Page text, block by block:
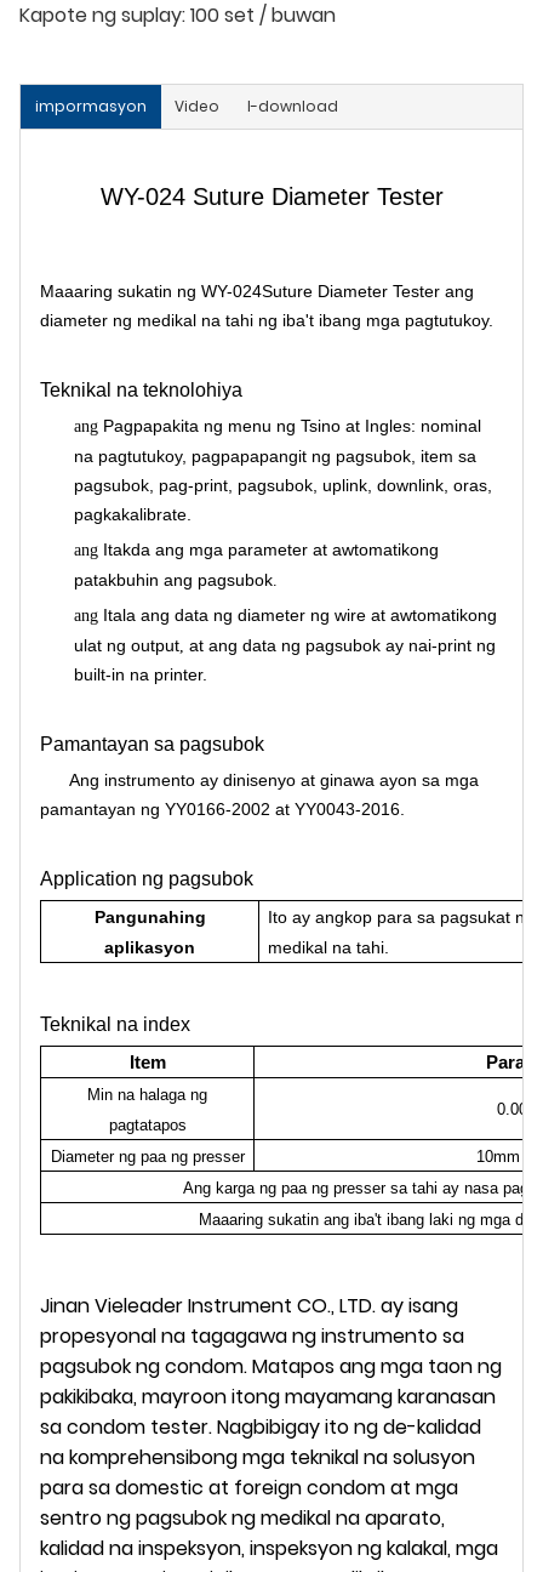
Kapote ng suplay:100 set / buwan
impormasyon Video I-download
WY-024 Suture Diameter Tester
Maaaring sukatin ng WY-024Suture Diameter Tester ang
diameter ng medikal na tahi ng iba't ibang mga pagtutukoy.
Teknikal na teknolohiya
ang Pagpapakita ng menu ng Tsino at Ingles: nominal
na pagtutukoy, pagpapapangit ng pagsubok, item sa
pagsubok, pag-print, pagsubok, uplink, downlink, oras,
pagkakalibrate.
ang Itakda ang mga parameter at awtomatikong
patakbuhin ang pagsubok.
ang Itala ang data ng diameter ng wire at awtomatikong
ulat ng output, at ang data ng pagsubok ay nai-print ng
built-in na printer.
Pamantayan sa pagsubok
Ang instrumento ay dinisenyo at ginawa ayon sa mga
pamantayan ng YY0166-2002 at YY0043-2016.
Application ng pagsubok
Pangunahing
aplikasyon
Ito ay angkop para sa pagsukat
medikal na tahi.
Teknikal na index
Item
Min na halaga ng
pagtatapos
Diameter ng paa ng presser
10mm ~
Ang karga ng paa ng presser sa tahi ay nasa
Maaaring sukatin ang iba't ibang laki ng mga
Jinan Vieleader Instrument CO., LTD. ay isang
propesyonal na tagagawa ng instrumento sa
pagsubok ng condom. Matapos ang mga taon ng
pakikibaka, mayroon itong mayamang karanasan
sa condom tester. Nagbibigay ito ng de-kalidad
na komprehensibong mga teknikal na solusyon
para sa domestic at foreign condom at mga
sentro ng pagsubok ng medikal na aparato,
kalidad na inspeksyon, inspeksyon ng kalakal, mga